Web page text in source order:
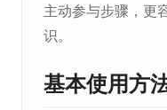
主动参与步骤，更
识。
基本使用方